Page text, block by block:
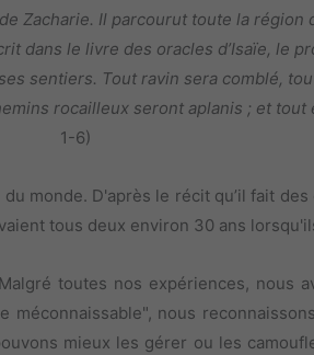
Zacharie. Il parcourut toute la région
dans le livre des oracles d’Isaïe, le
sentiers. Tout ravin sera comblé,
rocailleux seront aplanis ; et tout
1-6)
monde. D'après le récit qu’il fait
tous deux environ 30 ans
toutes nos expériences, nous
nous
mieux les gérer ou les